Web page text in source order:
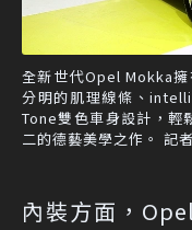
全新世代Opel Mokka
分明的肌理線條、
Tone雙色車身設計，輕
二的德藝美學之作。 記
內裝方面，